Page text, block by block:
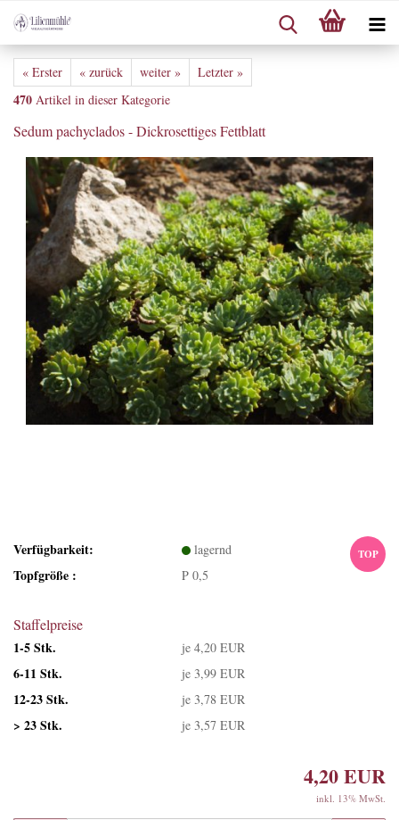
« Erster « zurück weiter » Letzter »
470 Artikel in dieser Kategorie
Sedum pachyclados - Dickrosettiges Fettblatt
TOP
Verfügbarkeit: lagernd
Topfgröße : P 0,5
Staffelpreise
1-5 Stk.
je 4,20 EUR
6-11 Stk. je 3,99 EUR
12-23 Stk. je 3,78 EUR
> 23 Stk. je 3,57 EUR
4,20 EUR
inkl. 13% MwSt.